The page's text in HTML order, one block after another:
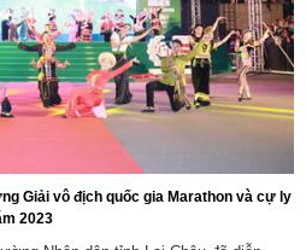
Giải vô địch quốc gia Marathon và cự ly
2023